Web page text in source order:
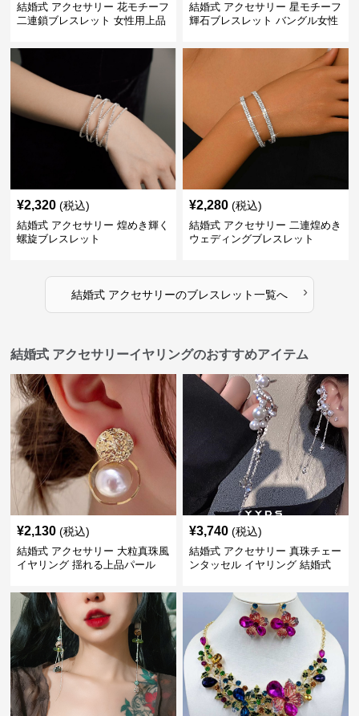
結婚式 アクセサリー 花モチーフ
二連鎖ブレスレット 女性用上品
結婚式 アクセサリー 星モチーフ
輝石ブレスレット バングル女性
¥2,320 (税込)
結婚式 アクセサリー 煌めき輝く
螺旋ブレスレット
¥2,280 (税込)
結婚式 アクセサリー 二連煌めき
ウェディングブレスレット
結婚式 アクセサリーのブレスレット一覧へ ›
結婚式 アクセサリーイヤリングのおすすめアイテム
¥2,130 (税込)
結婚式 アクセサリー 大粒真珠風
イヤリング 揺れる上品パール
¥3,740 (税込)
結婚式 アクセサリー 真珠チェー
ンタッセル イヤリング 結婚式